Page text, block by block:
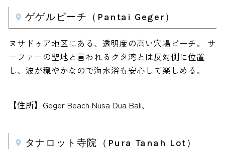
ゲゲルビーチ（Pantai Geger）
ヌサドゥア地区にある、透明度の高い穴場ビーチ。 サ
ーファーの聖地と言われるクタ湾とは反対側に位置
し、波が穏やかなので海水浴も安心して楽しめる。
【住所】Geger Beach Nusa Dua Bali,
タナロット寺院（Pura Tanah Lot）